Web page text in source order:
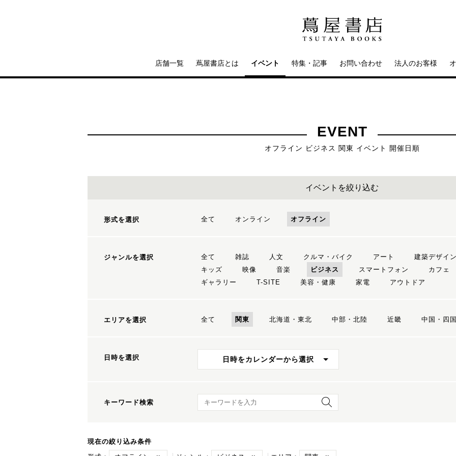
店舗一覧 蔦屋書店とは イベント 特集・記事 お問い合わせ 法人のお客様
EVENT
オフライン ビジネス 関東 イベント 開催日順
イベントを絞り込む
形式を選択 全て オンライン オフライン
ジャンルを選択 全て 雑誌 人文 クルマ・バイク アート 建築デザイン
キッズ
映像 音楽 ビジネス スマートフォン カフェ
ギャラリー
T-SITE 美容・健康 家電 アウトドア
エリアを選択 全て 関東 北海道・東北 中部・北陸 近畿 中国・四国
日時を選択 日時をカレンダーから選択
キーワード検索 キーワード検索
現在の絞り込み条件